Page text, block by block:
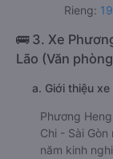
Rieng:
🚌 3. Xe
Lão (Văn
a. Giới thiệu
Phương
Chi - Sài
năm kinh